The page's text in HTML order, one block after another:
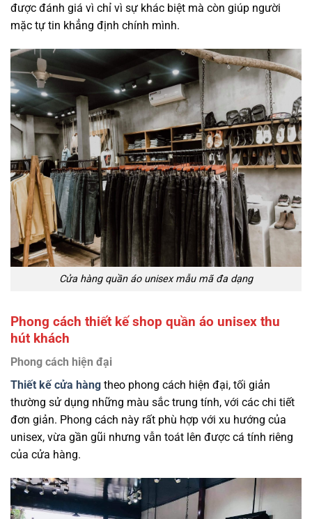
được đánh giá vì chỉ vì sự khác biệt mà còn giúp người
mặc tự tin khẳng định chính mình.
Cửa hàng quần áo unisex mẫu mã đa dạng
Phong cách thiết kế shop quần áo unisex thu
hút khách
Phong cách hiện đại
Thiết kế cửa hàng theo phong cách hiện đại, tối giản
thường sử dụng những màu sắc trung tính, với các chi tiết
đơn giản. Phong cách này rất phù hợp với xu hướng của
unisex, vừa gần gũi nhưng vẫn toát lên được cá tính riêng
của cửa hàng.